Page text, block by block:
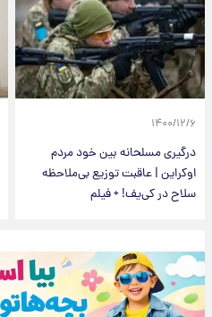
۱۴۰۰/۱۲/۶
درگیری مسلحانه بین خود مردم
اوکراین | عاقبت توزیع بی‌ملاحظه
سلاح در کی‌یف! + فیلم